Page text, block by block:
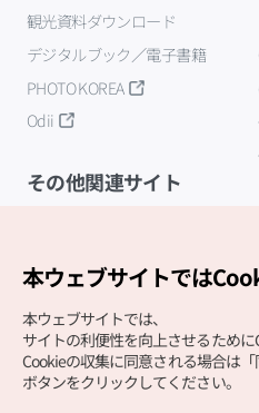
観光資料ダウンロード
デジタルブック／電子書籍
PHOTO KOREA
Odii
その他関連サイト
本ウェブサイトでは
本ウェブサイトでは、
サイトの利便性を向上させるために
Cookieの収集に同意される場合は「
ボタンをクリックしてください。